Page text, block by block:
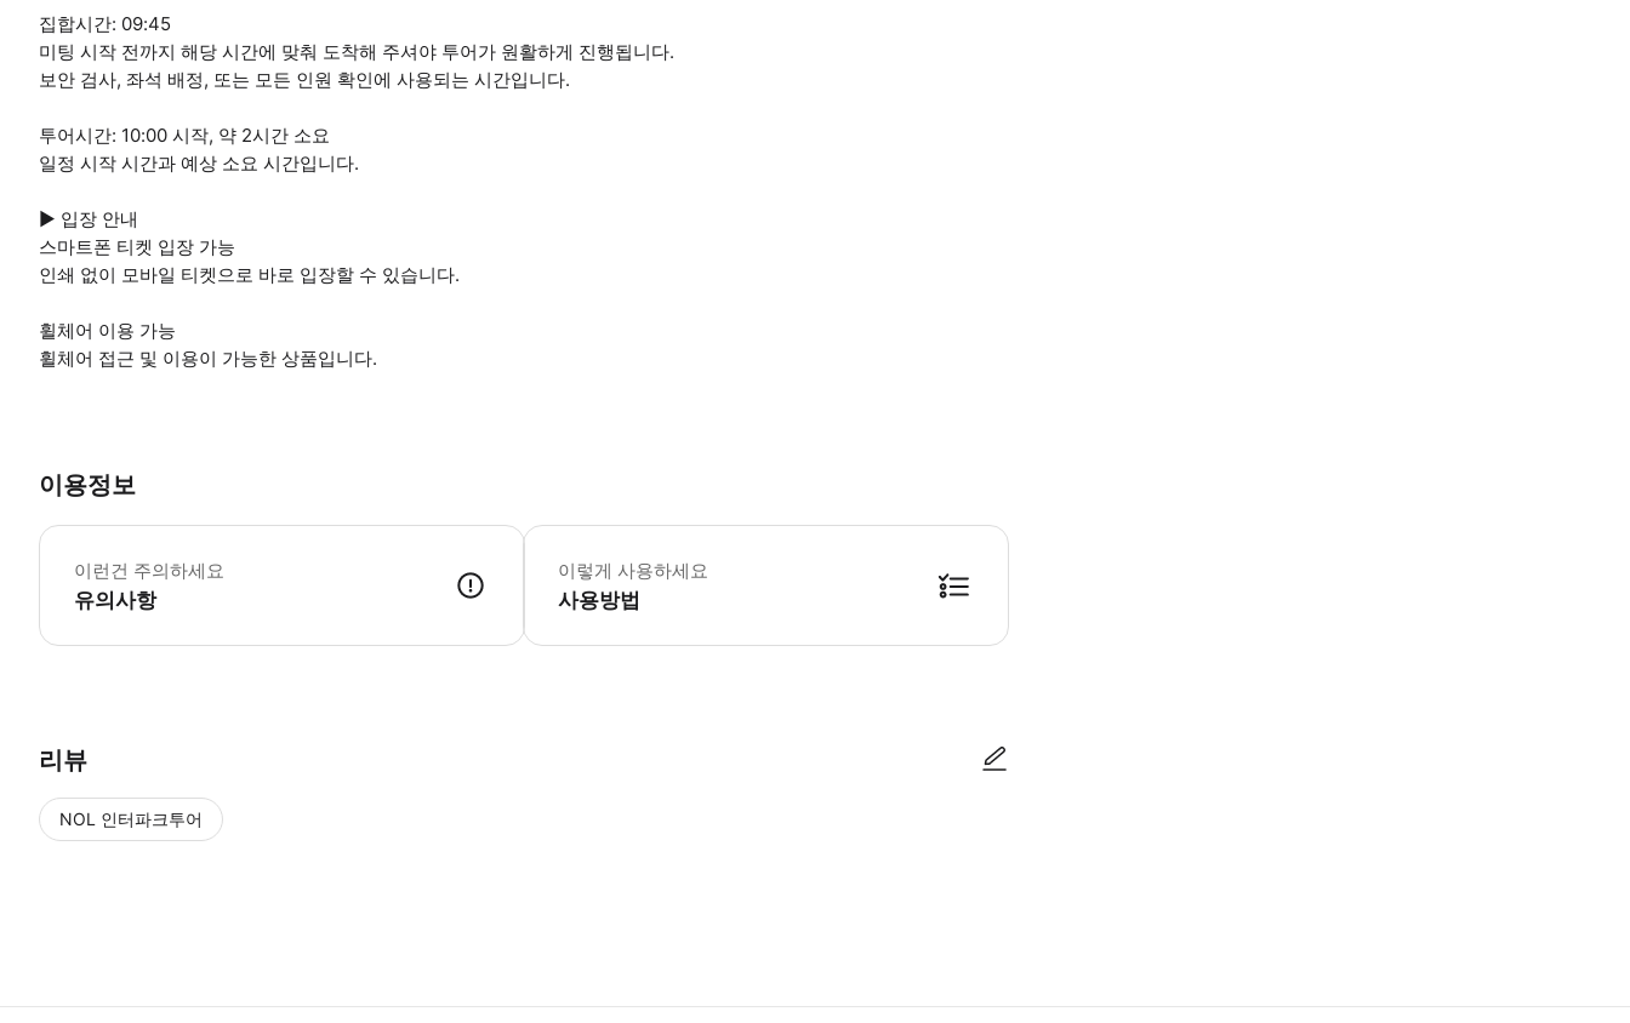
집합시간: 09:45
미팅 시작 전까지 해당 시간에 맞춰 도착해 주셔야 투어가 원활하게 진행됩니다.
보안 검사, 좌석 배정, 또는 모든 인원 확인에 사용되는 시간입니다.
투어시간: 10:00 시작, 약 2시간 소요
일정 시작 시간과 예상 소요 시간입니다.
▶ 입장 안내
스마트폰 티켓 입장 가능
인쇄 없이 모바일 티켓으로 바로 입장할 수 있습니다.
휠체어 이용 가능
휠체어 접근 및 이용이 가능한 상품입니다.
이용정보
이런건 주의하세요
유의사항
▶ 꼭 알아두세요 규정된 절차가 보장되도록 올바른 전화번호와 이메일 주소를 입력했는지 확인하세요. 주최자가 이에 따라 귀하에게 연락할 것입니다.
이렇게 사용하세요
사용방법
리뷰
NOL 인터파크투어